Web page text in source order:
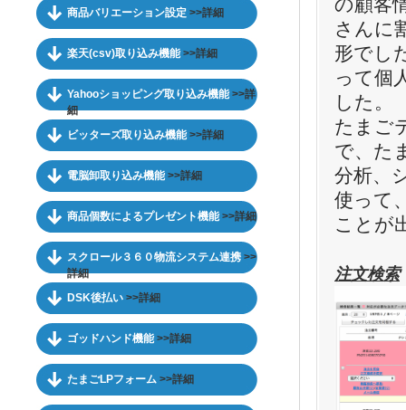
商品バリエーション設定 >>詳細
楽天(csv)取り込み機能>>詳細
Yahooショッピング取り込み機能>>詳
細
ビッターズ取り込み機能>>詳細
電脳卸取り込み機能>>詳細
商品個数によるプレゼント機能>>詳細
スクロール３６０物流システム連携 >>
詳細
DSK後払い >>詳細
ゴッドハンド機能>>詳細
たまごLPフォーム >>詳細
の顧客
さんに
形でし
って個
した
たまご
で、た
分析、
使って
ことが
注文検索